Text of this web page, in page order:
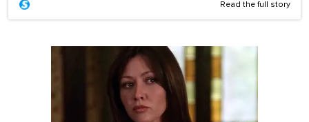
Read the full story